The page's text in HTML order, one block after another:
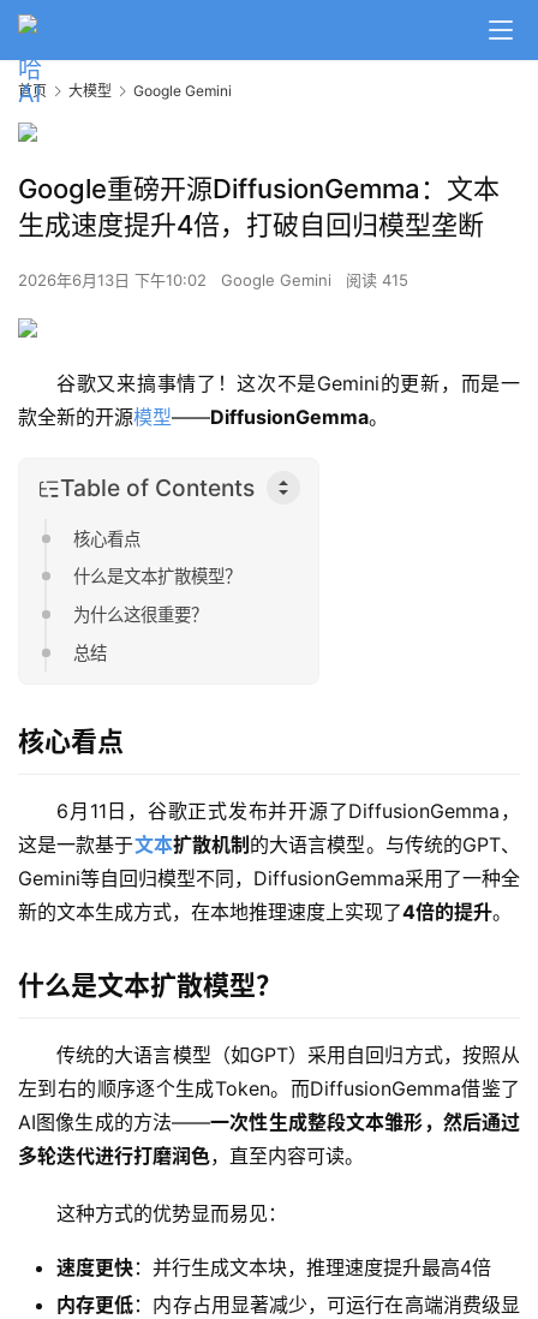
首页 大模型 Google Gemini
Google重磅开源DiffusionGemma：文本
生成速度提升4倍，打破自回归模型垄断
2026年6月13日 下午10:02 Google Gemini 阅读 415
谷歌又来搞事情了！这次不是Gemini的更新，而是一
款全新的开源模型——DiffusionGemma。
Table of Contents
核心看点
什么是文本扩散模型？
为什么这很重要？
总结
核心看点
6月11日，谷歌正式发布并开源了DiffusionGemma，
这是一款基于文本扩散机制 的大语言模型。与传统的GPT、
Gemini等自回归模型不同，DiffusionGemma采用了一种全
新的文本生成方式，在本地推理速度上实现了4倍的提升。
什么是文本扩散模型？
传统的大语言模型（如GPT）采用自回归方式，按照从
左到右的顺序逐个生成Token。而DiffusionGemma借鉴了
AI图像生成的方法——一次性生成整段文本雏形，然后通过
多轮迭代进行打磨润色，直至内容可读。
这种方式的优势显而易见：
速度更快：并行生成文本块，推理速度提升最高4倍
内存更低：内存占用显著减少，可运行在高端消费级显